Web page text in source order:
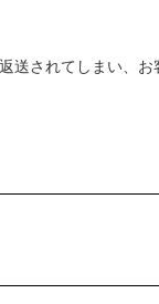
送されてしまい、